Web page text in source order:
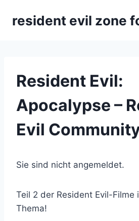
Inhaltresident evil zone
Resident Evil:
Apocalypse –
Evil
Sie sind nicht angemeldet.
Teil 2 der Resident Evil-Filme
Thema!